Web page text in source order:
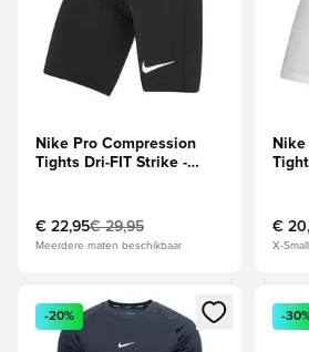
Nike Pro Compression
Tights Dri-FIT Strike -
€ 22,95€ 29,95
Meerdere maten beschikbaar
€
X-
Opent een venster om in te loggen
-20% -